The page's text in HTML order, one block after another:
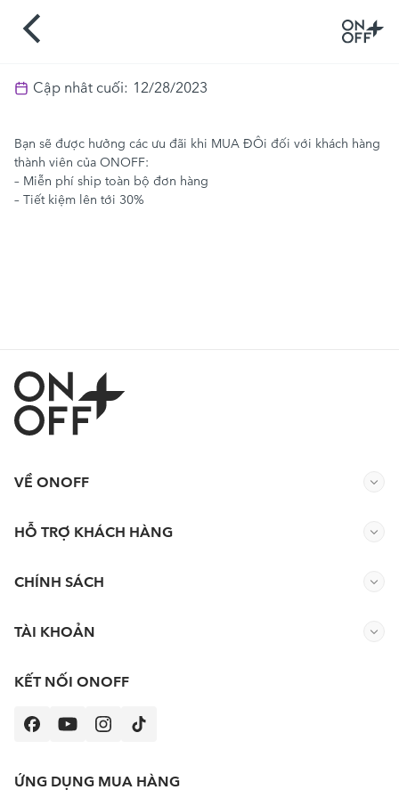
Cập nhât cuối: 12/28/2023
Bạn sẽ được hưởng các ưu đãi khi MUA ĐÔi đối với khách hàng
thành viên của ONOFF:
– Miễn phí ship toàn bộ đơn hàng
– Tiết kiệm lên tới 30%
HỖ TRỢ KHÁCH HÀNG
TÀI KHOẢN
CHÍNH SÁCH
VỀ ONOFF
KẾT NỐI ONOFF
ỨNG DỤNG MUA HÀNG